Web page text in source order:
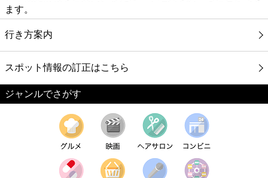
ます。
行き方案内
スポット情報の訂正はこちら
ジャンルでさがす